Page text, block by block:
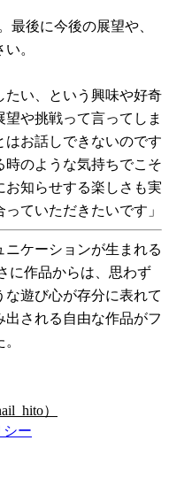
後に今後の展望や、
。
たい、という興味や好奇
や挑戦って言ってしま
はお話しできないのです
時のような気持ちでこそ
お知らせする楽しさも実
ていただきたいです」
ケーションが生まれる
に作品からは、思わず
遊び心が存分に表れて
される自由な作品がフ
）
シー